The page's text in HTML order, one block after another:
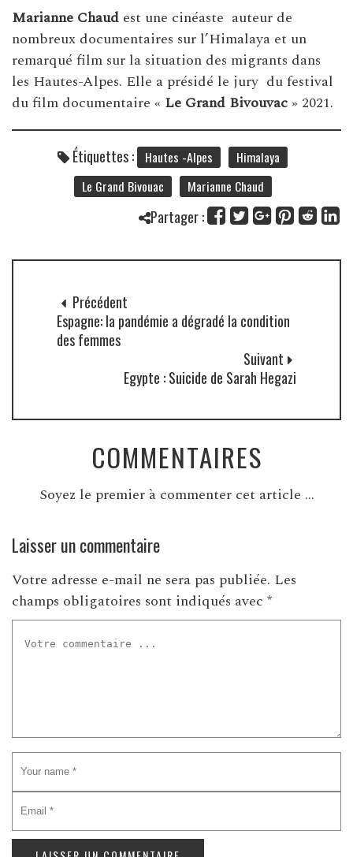
Marianne Chaud est une cinéaste auteur de
nombreux documentaires sur l’Himalaya et un
remarqué film sur la situation des migrants dans
les Hautes-Alpes. Elle a présidé le jury du festival
du film documentaire « Le Grand Bivouvac» 2021.
Étiquettes : Hautes -Alpes
Himalaya
Le Grand Bivouac
Marianne Chaud
Partager :
Précédent
Espagne: la pandémie a dégradé la condition
des femmes
Suivant
Egypte : Suicide de Sarah Hegazi
COMMENTAIRES
Soyez le premier à commenter cet article ...
Laisser un commentaire
Votre adresse e-mail ne sera pas publiée. Les
champs obligatoires sont indiqués avec *